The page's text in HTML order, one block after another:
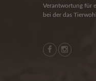
Verantwortung für
bei der das